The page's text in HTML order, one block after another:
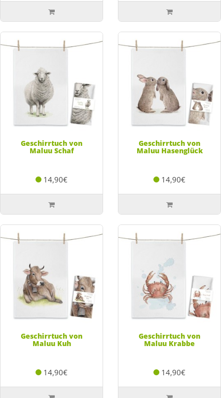
Geschirrtuch von
Maluu Schaf
14,90€
Geschirrtuch von
Maluu Hasenglück
14,90€
Geschirrtuch von
Maluu Kuh
14,90€
Geschirrtuch von
Maluu Krabbe
14,90€